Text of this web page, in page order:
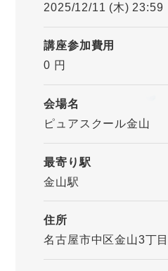
2025/12/11 (木) 23:59
講座参加費用
0 円
会場名
ピュアスクール金山
最寄り駅
金山駅
住所
名古屋市中区金山3丁